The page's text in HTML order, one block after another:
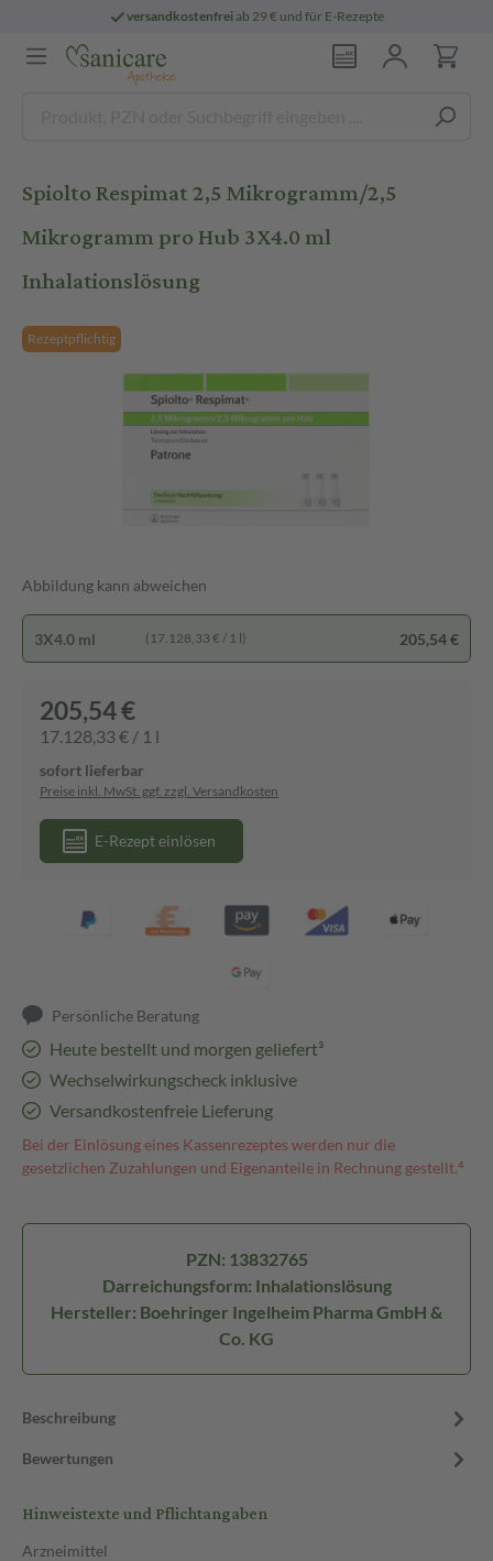
versandkostenfreiab 29 € und für E-Rezepte
Spiolto Respimat 2,5 Mikrogramm/2,5
Mikrogramm pro Hub 3X4.0 ml
Inhalationslösung
Rezeptpflichtig
Abbildung kann abweichen
3X4.0 ml (17.128,33 € / 1 l) 205,54 €
205,54 €
17.128,33 € / 1 l
sofort lieferbar
Preise inkl. MwSt. ggf. zzgl. Versandkosten
E-Rezept einlösen
Persönliche Beratung
Heute bestellt und morgen geliefert³
Wechselwirkungscheck inklusive
Versandkostenfreie Lieferung
Bei der Einlösung eines Kassenrezeptes werden nur die
gesetzlichen Zuzahlungen und Eigenanteile in Rechnung gestellt.⁴
PZN: 13832765
Darreichungsform: Inhalationslösung
Hersteller: Boehringer Ingelheim Pharma GmbH &
Co. KG
Beschreibung
Bewertungen
Hinweistexte und Pflichtangaben
Arzneimittel